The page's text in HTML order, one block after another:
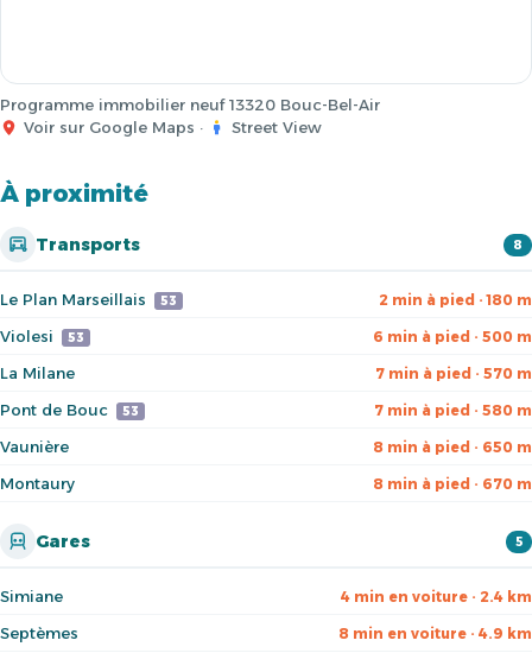
Programme immobilier neuf 13320 Bouc-Bel-Air
Voir sur Google Maps · Street View
À proximité
Transports 8
Le Plan Marseillais 53 2 min à pied · 180 m
Violesi 53 6 min à pied · 500 m
La Milane 7 min à pied · 570 m
Pont de Bouc 53 7 min à pied · 580 m
Vaunière 8 min à pied · 650 m
Montaury 8 min à pied · 670 m
Gares 5
Simiane 4 min en voiture · 2.4 km
Septèmes 8 min en voiture · 4.9 km